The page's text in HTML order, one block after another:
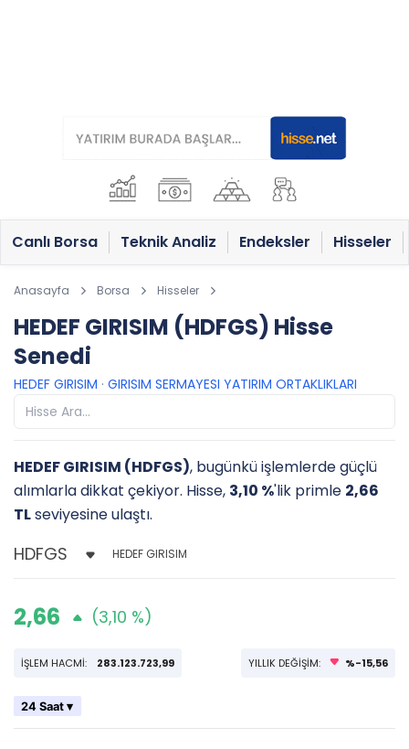
Canlı Borsa Teknik Analiz Endeksler Hisseler
Anasayfa Borsa Hisseler
HEDEF GIRISIM (HDFGS) Hisse
Senedi
HEDEF GIRISIM · GIRISIM SERMAYESI YATIRIM ORTAKLIKLARI
HEDEF GIRISIM (HDFGS), bugünkü işlemlerde güçlü
alımlarla dikkat çekiyor. Hisse, 3,10 %'lik primle 2,66
TLseviyesine ulaştı.
HEDEF GIRISIM
2,66 (3,10 %)
İŞLEM HACMİ: 283.123.723,99 YILLIK DEĞİŞİM: %-15,56
24 Saat ▾